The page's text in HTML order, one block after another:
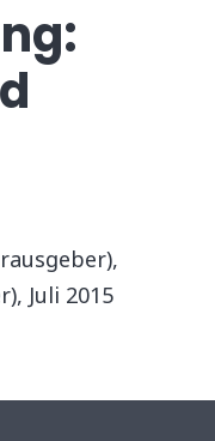
Juli 2015